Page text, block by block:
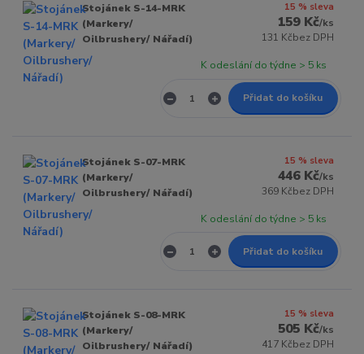
Stojánek S-14-MRK
(Markery/
Oilbrushery/ Nářadí)
15 % sleva
159 Kč/ks
131 Kčbez DPH
K odeslání do týdne > 5 ks
Přidat do košíku
Stojánek S-07-MRK
(Markery/
Oilbrushery/ Nářadí)
15 % sleva
446 Kč/ks
369 Kčbez DPH
K odeslání do týdne > 5 ks
Přidat do košíku
Stojánek S-08-MRK
(Markery/
Oilbrushery/ Nářadí)
15 % sleva
505 Kč/ks
417 Kčbez DPH